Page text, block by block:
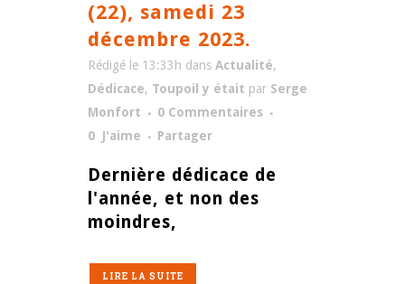
(22), samedi 23
décembre 2023.
Rédigé le 13:33h dans Actualité,
Dédicace, Toupoil y était par Serge
Monfort
0 Commentaires
0 J'aime Partager
Dernière dédicace de
l'année, et non des
moindres,
LIRE LA SUITE